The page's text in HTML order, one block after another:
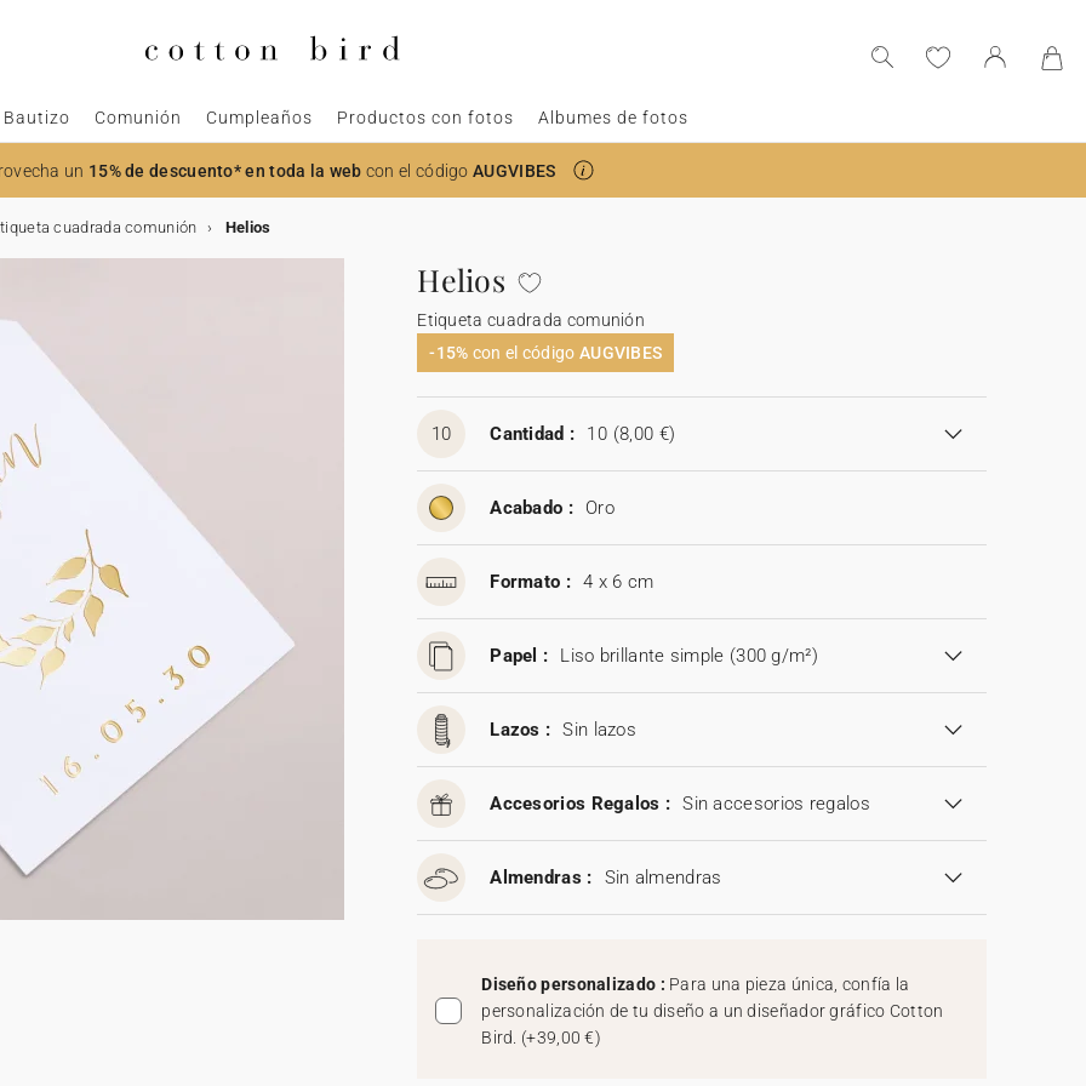
Bautizo Comunión Cumpleaños Productos con fotos Albumes de fotos
un 15% de descuento* en toda la web con el códigoAUGVIBES
cuadrada comunión Helios
Helios
Etiqueta cuadrada comunión
-15% con el código AUGVIBES
10 Cantidad : 10 (8,00 €)
Acabado : Oro
Formato : 4 x 6 cm
Papel : Liso brillante simple (300 g/m²)
Lazos : Sin lazos
Accesorios Regalos : Sin accesorios regalos
Almendras : Sin almendras
Diseño personalizado : Para una pieza única, confía la
personalización de tu diseño a un diseñador gráfico Cotton
Bird. (+39,00 €)